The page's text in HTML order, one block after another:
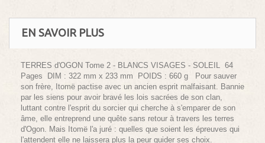
EN SAVOIR PLUS
TERRES d'OGON Tome 2 - BLANCS VISAGES - SOLEIL 64
Pages DIM : 322 mm x 233 mm POIDS : 660 g Pour sauver
son frère, Itomë pactise avec un ancien esprit malfaisant. Bannie
par les siens pour avoir bravé les lois sacrées de son clan,
luttant contre l'esprit du sorcier qui cherche à s'emparer de son
âme, elle entreprend une quête sans retour à travers les terres
d'Ogon. Mais Itomë l'a juré : quelles que soient les épreuves qui
l'attendent elle ne laissera plus la peur guider ses choix.